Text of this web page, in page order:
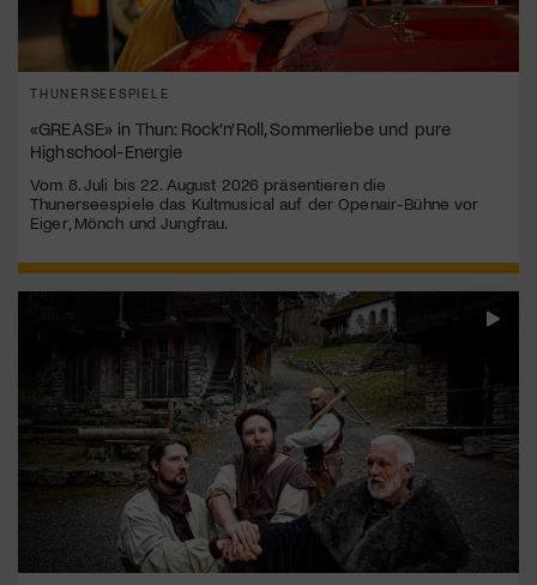
THUNERSEESPIELE
«GREASE» in Thun: Rock’n’Roll, Sommerliebe und pure
Highschool-Energie
Vom 8. Juli bis 22. August 2026 präsentieren die
Thunerseespiele das Kultmusical auf der Openair-Bühne vor
Eiger, Mönch und Jungfrau.